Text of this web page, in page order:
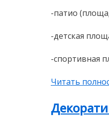
-патио
-детская
-спортивная
Читать